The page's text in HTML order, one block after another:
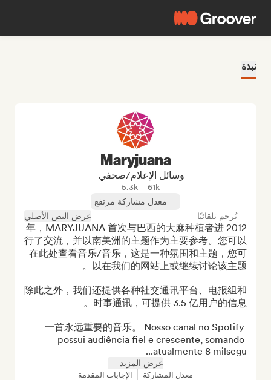
نبذة
Maryjuana
وسائل الإعلام/صحفي
61k
5.3k
معدل مشاركة مرتفع
تُرجم تلقائيًا
عرض النص الأصلي
2012 年，MARYJUANA 首次与巴西的大麻种植者进
行了交流，并以南美洲的主题作为主要参考。您可以
在此处查看音乐/音乐，这是一种氛围和主题，您可
除此之外，我们还提供各种社交通讯平台、电报组和
一首永远重要的音乐。 Nosso canal no Spotify
possui audiência fiel e crescente, somando
atualmente 8 milsegu...
عرض المزيد
معدل المشاركة الإجابات المقدمة